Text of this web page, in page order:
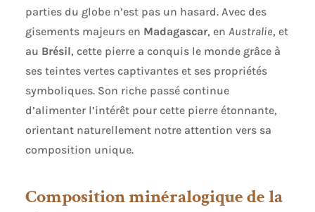
parties du globe n’est pas un hasard. Avec des
gisements majeurs en Madagascar, en Australie, et
au Brésil, cette pierre a conquis le monde grâce à
ses teintes vertes captivantes et ses propriétés
symboliques. Son riche passé continue
d’alimenter l’intérêt pour cette pierre étonnante,
orientant naturellement notre attention vers sa
composition unique.
Composition minéralogique de la